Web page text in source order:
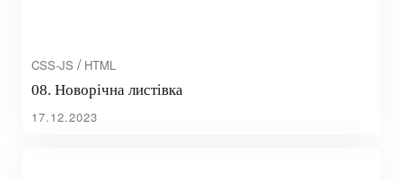
CSS-JS / HTML
08. Новорічна листівка
17.12.2023